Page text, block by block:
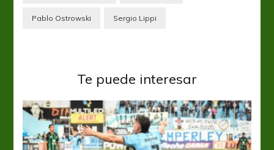
Pablo Ostrowski Sergio Lippi
Te puede interesar